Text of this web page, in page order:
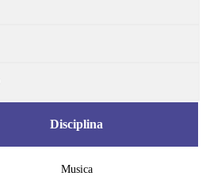
Disciplina
Musica